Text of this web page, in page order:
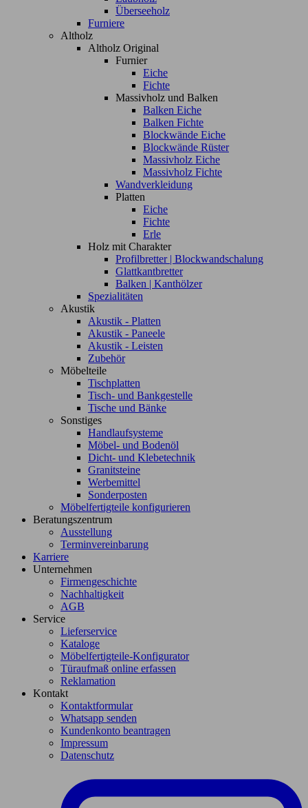
Überseeholz
Furniere
Altholz
Altholz Original
Furnier
Eiche
Fichte
Massivholz und Balken
Balken Eiche
Balken Fichte
Blockwände Eiche
Blockwände Rüster
Massivholz Eiche
Massivholz Fichte
Wandverkleidung
Platten
Eiche
Fichte
Erle
Holz mit Charakter
Profilbretter | Blockwandschalung
Glattkantbretter
Balken | Kanthölzer
Spezialitäten
Akustik
Akustik - Platten
Akustik - Paneele
Akustik - Leisten
Zubehör
Möbelteile
Tischplatten
Tisch- und Bankgestelle
Tische und Bänke
Sonstiges
Handlaufsysteme
Möbel- und Bodenöl
Dicht- und Klebetechnik
Granitsteine
Werbemittel
Sonderposten
Möbelfertigteile konfigurieren
Beratungszentrum
Ausstellung
Terminvereinbarung
Karriere
Unternehmen
Firmengeschichte
Nachhaltigkeit
AGB
Service
Lieferservice
Kataloge
Möbelfertigteile-Konfigurator
Türaufmaß online erfassen
Reklamation
Kontakt
Kontaktformular
Whatsapp senden
Kundenkonto beantragen
Impressum
Datenschutz